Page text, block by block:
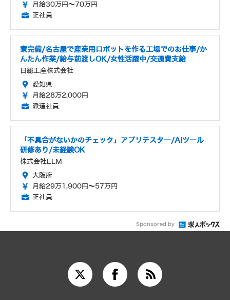
月給30万円～70万円
正社員
寮完備/名古屋で産業用ロボットを作る工場でのお仕事/か
んたん作業/給与前渡しOK/女性活躍中/交通費支給
日総工産株式会社
愛知県
月給28万2,000円
派遣社員
「不具合がないかのチェック」アプリテスター/AIツール
研修あり/未経験OK
株式会社ELM
大阪府
月給29万1,900円～57万円
正社員
Sponsored by